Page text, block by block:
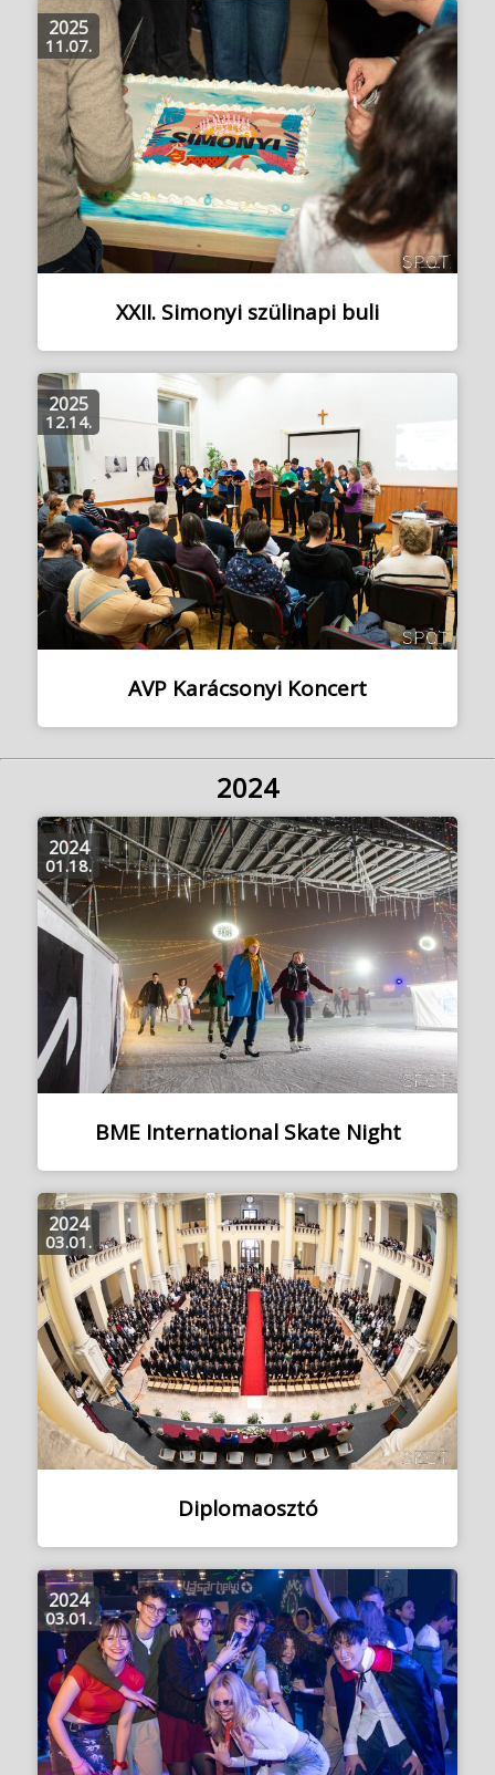
XXII. Simonyi szülinapi buli
2025
11.07.
AVP Karácsonyi Koncert
2025
12.14.
2024
BME International Skate Night
2024
01.18.
Diplomaosztó
2024
03.01.
2024
03.01.